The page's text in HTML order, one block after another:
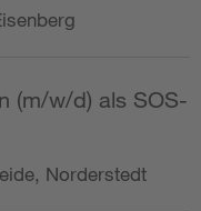
(m/w/d) als SOS-
Norderstedt